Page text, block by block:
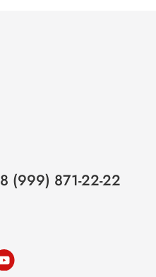
8 (999) 871-22-22